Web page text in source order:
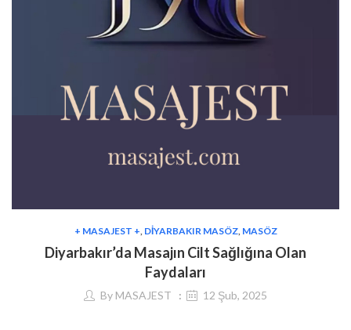
+ MASAJEST + DIYARBAKIR MASÖZ, MASÖZ
Diyarbakır’da Masajın Cilt Sağlığına Olan
Faydaları
By MASAJEST 12 Şub, 2025